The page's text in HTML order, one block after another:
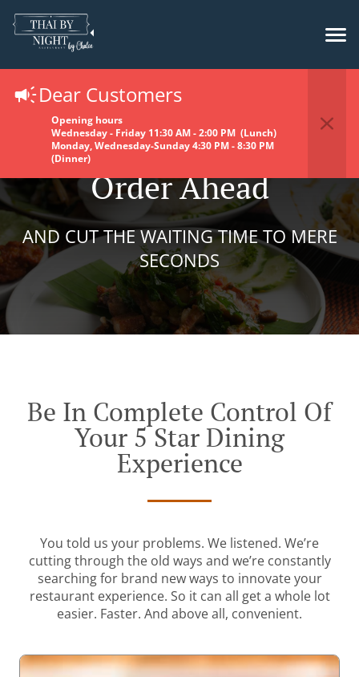
Dear Customers
Opening hours
Wednesday - Friday 11:30 AM - 2:00 PM (Lunch)
Monday, Wednesday-Sunday 4:30 PM - 8:30 PM
(Dinner)
Order Ahead
AND CUT THE WAITING TIME TO MERE
SECONDS
Be In Complete Control Of
Your 5 Star Dining
Experience
You told us your problems. We listened. We’re
cutting through the old ways and we’re constantly
searching for brand new ways to innovate your
restaurant experience. So it can all get a whole lot
easier. Faster. And above all, convenient.